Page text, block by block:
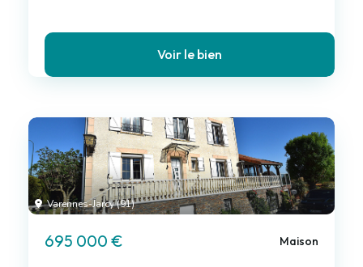
Voir le bien
Varennes-Jarcy (91)
695 000 € Maison